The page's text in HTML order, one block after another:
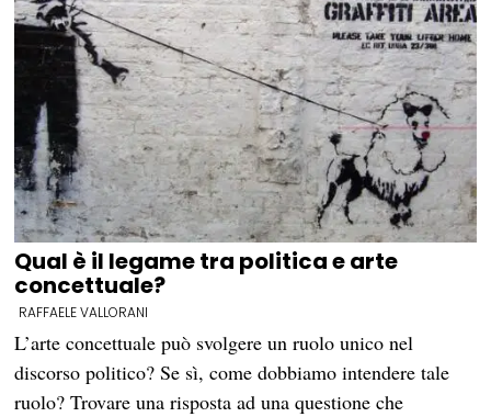
Qual è il legame tra politica e arte
concettuale?
RAFFAELE VALLORANI
L’arte concettuale può svolgere un ruolo unico nel
discorso politico? Se sì, come dobbiamo intendere tale
ruolo? Trovare una risposta ad una questione che